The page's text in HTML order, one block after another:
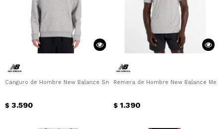
Canguro de Hombre New Balance Small Logo French Terry Hoodie New
$ 3.590
Remera de Hombre New Balance
$ 1.390